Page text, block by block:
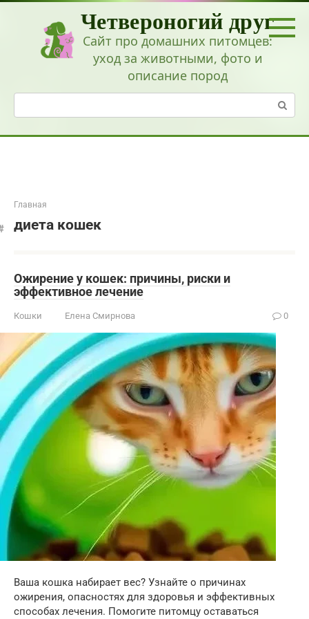
Перейти
Четвероногий друг
Сайт про домашних питомцев:
уход за животными, фото и
описание пород
Поиск:
Главная
диета кошек
Ожирение у кошек: причины, риски и
эффективное лечение
Кошки Елена Смирнова 0
Ваша кошка набирает вес? Узнайте о причинах
ожирения, опасностях для здоровья и эффективных
способах лечения. Помогите питомцу оставаться